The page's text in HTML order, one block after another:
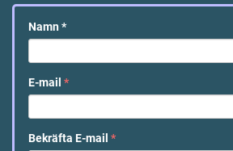
Namn *
E-mail *
Bekräfta E-mail *